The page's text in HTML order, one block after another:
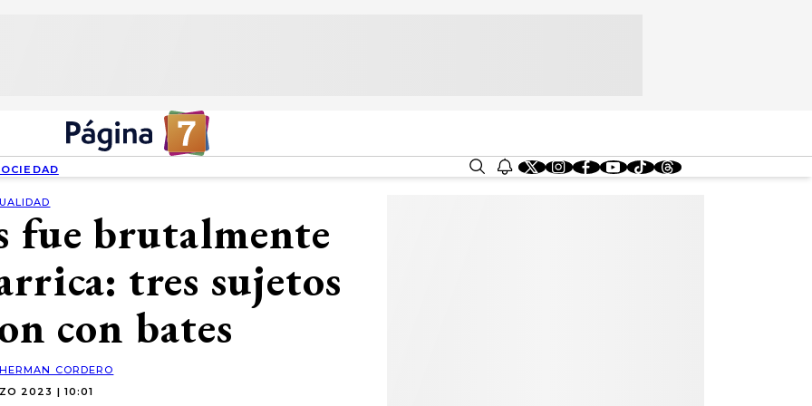
fue brutalmente
tres sujetos
con bates
HERMAN CORDERO
2023 | 10:01